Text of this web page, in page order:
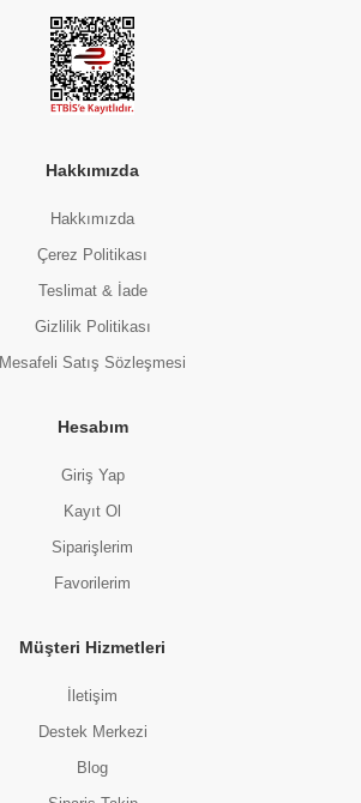
Hakkımızda
Hakkımızda
Çerez Politikası
Teslimat & İade
Gizlilik Politikası
Mesafeli Satış Sözleşmesi
Hesabım
Giriş Yap
Kayıt Ol
Siparişlerim
Favorilerim
Müşteri Hizmetleri
İletişim
Destek Merkezi
Blog